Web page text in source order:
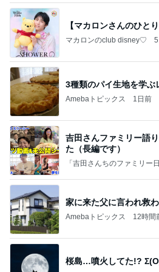
【マカロンさんのひと
マカロンのclub disney♡
3種類のパイ生地を学ぶ
Amebaトピックス 1日前
吉田さんファミリー語
た（長編です）
「吉田さんちのファミリー
家に来た父に言われ救
Amebaトピックス 12時間
桜島…噴火してた!?